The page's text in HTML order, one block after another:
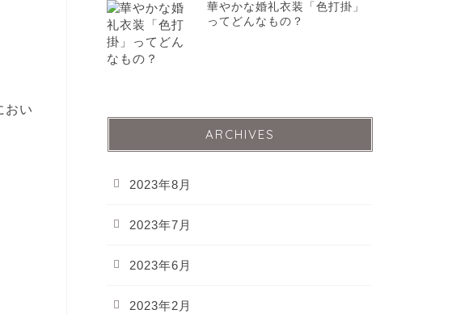
おい
華やかな婚礼衣装「色打掛」
ってどんなもの？
ARCHIVES
2023年8月
2023年7月
2023年6月
2023年2月